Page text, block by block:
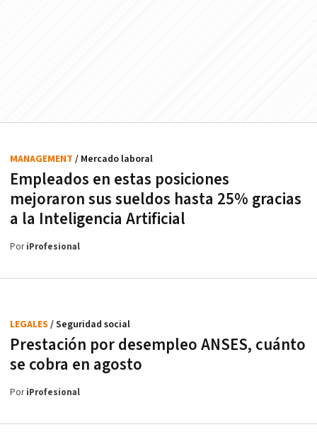
Empleados en estas posiciones
mejoraron sus sueldos hasta 25% gracias
a la Inteligencia Artificial
MANAGEMENT / Mercado laboral
PoriProfesional
Prestación por desempleo ANSES, cuánto
se cobra en agosto
LEGALES / Seguridad social
PoriProfesional